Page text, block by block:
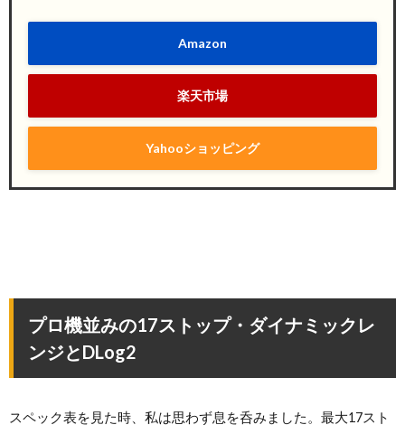
Amazon
楽天市場
Yahooショッピング
プロ機並みの17ストップ・ダイナミックレ
ンジとDLog2
スペック表を見た時、私は思わず息を呑みました。最大17スト